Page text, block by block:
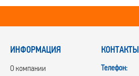
ИНФОРМАЦИЯ
О компании
КОНТАКТЫ
Телефон: